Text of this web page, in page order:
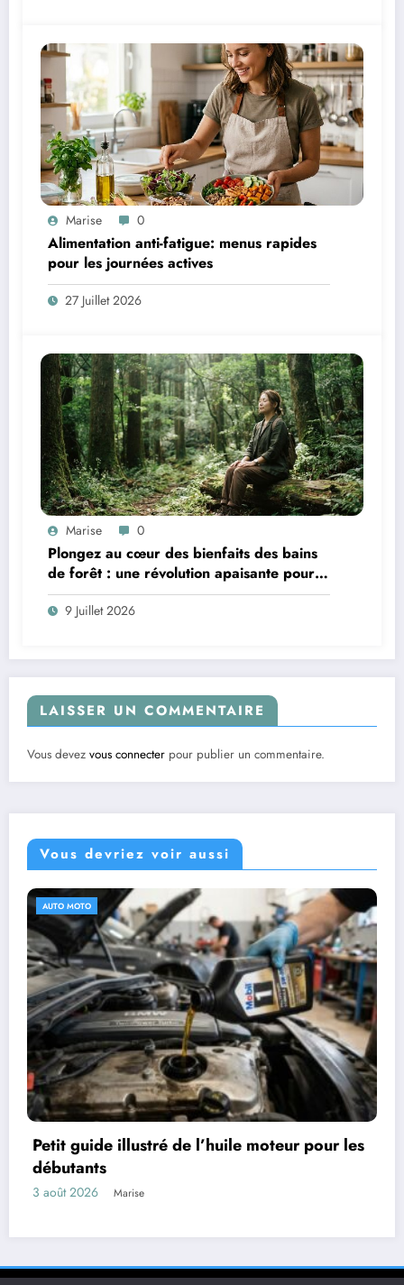
Marise 0
Alimentation anti-fatigue: menus rapides
pour les journées actives
27 Juillet 2026
Marise 0
Plongez au cœur des bienfaits des bains
de forêt : une révolution apaisante pour
le mental
9 Juillet 2026
LAISSER UN COMMENTAIRE
Vous devez vous connecter pour publier un commentaire.
Vous devriez voir aussi
pour les
SANTÉ
Sélectionnez les incontournables